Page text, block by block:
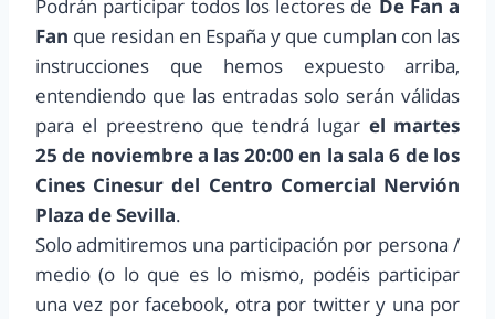
Podrán participar todos los lectores de De Fan a
Fan que residan en España y que cumplan con las
instrucciones que hemos expuesto arriba,
entendiendo que las entradas solo serán válidas
para el preestreno que tendrá lugar el martes
25 de noviembre a las 20:00 en la sala 6 de los
Cines Cinesur del Centro Comercial Nervión
Plaza de Sevilla.
Solo admitiremos una participación por persona /
medio (o lo que es lo mismo, podéis participar
una vez por facebook, otra por twitter y una por